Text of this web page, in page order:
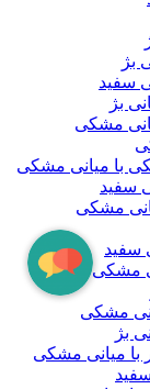
بژ
سفید
بژ
مشکی
با میانی مشکی
سفید
مشکی
سفید
مشکی
مشکی
بژ
با میانی مشکی